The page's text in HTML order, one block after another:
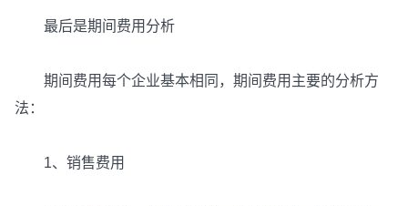
最后是期间费用分析
期间费用每个企业基本相同，期间费用主要的分析方
法：
1、销售费用